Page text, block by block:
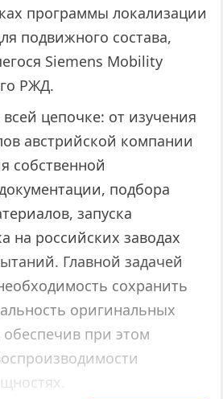
программы локализации
подвижного состава,
Siemens Mobility
РЖД.
цепочке: от изучения
австрийской компании
собственной
подбора
запуска
на российских заводах
Главной задачей
сохранить
оригинальных
обеспечив при этом